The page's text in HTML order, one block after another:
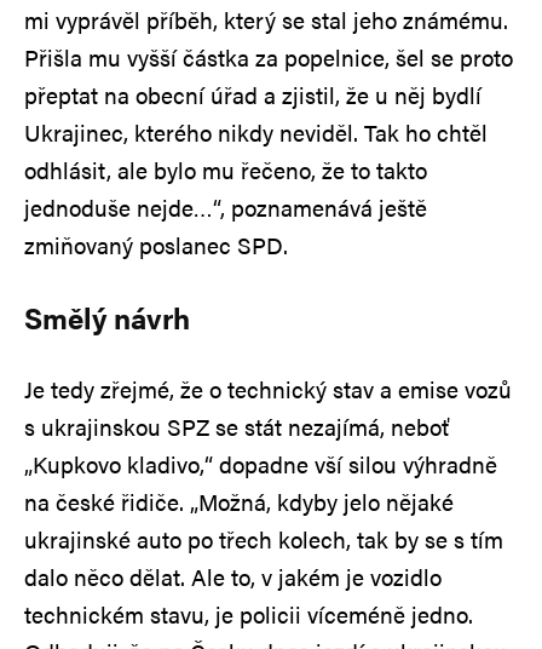
mi vyprávěl příběh, který se stal jeho známému.
Přišla mu vyšší částka za popelnice, šel se proto
přeptat na obecní úřad a zjistil, že u něj bydlí
Ukrajinec, kterého nikdy neviděl. Tak ho chtěl
odhlásit, ale bylo mu řečeno, že to takto
jednoduše nejde…“, poznamenává ještě
zmiňovaný poslanec SPD.
Smělý návrh
Je tedy zřejmé, že o technický stav a emise vozů
s ukrajinskou SPZ se stát nezajímá, neboť
„Kupkovo kladivo,“ dopadne vší silou výhradně
na české řidiče. „Možná, kdyby jelo nějaké
ukrajinské auto po třech kolech, tak by se s tím
dalo něco dělat. Ale to, v jakém je vozidlo
technickém stavu, je policii víceméně jedno.